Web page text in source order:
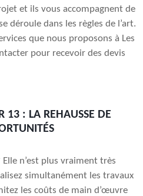
et ils vous accompagnent de
déroule dans les règles de l’art.
que nous proposons à Les
pour recevoir des devis
13 : LA REHAUSSE DE
n’est plus vraiment très
simultanément les travaux
les coûts de main d’œuvre